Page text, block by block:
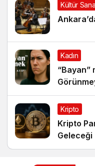
Kültür
Kadın
“Bayan”
Kripto
Kripto
Geleceği